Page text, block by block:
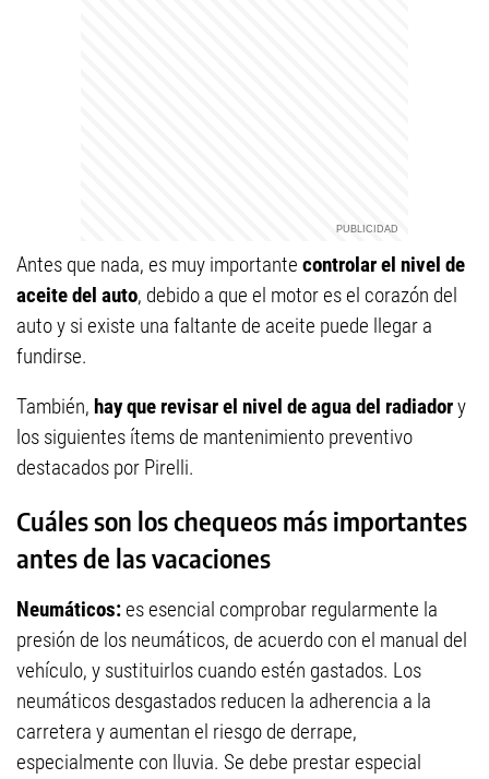
Antes que nada, es muy importante controlar el nivel de
aceite del auto, debido a que el motor es el corazón del
auto y si existe una faltante de aceite puede llegar a
fundirse.
También, hay que revisar el nivel de agua del radiadory
los siguientes ítems de mantenimiento preventivo
destacados por Pirelli.
Cuáles son los chequeos más importantes
antes de las vacaciones
Neumáticos:es esencial comprobar regularmente la
presión de los neumáticos, de acuerdo con el manual del
vehículo, y sustituirlos cuando estén gastados. Los
neumáticos desgastados reducen la adherencia a la
carretera y aumentan el riesgo de derrape,
especialmente con lluvia. Se debe prestar especial